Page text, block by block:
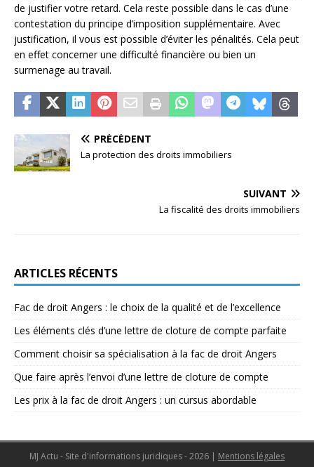
de justifier votre retard. Cela reste possible dans le cas d’une
contestation du principe d’imposition supplémentaire. Avec
justification, il vous est possible d’éviter les pénalités. Cela peut
en effet concerner une difficulté financière ou bien un
surmenage au travail.
PRÉCÉDENT
La protection des droits immobiliers
SUIVANT
La fiscalité des droits immobiliers
ARTICLES RÉCENTS
Fac de droit Angers : le choix de la qualité et de l’excellence
Les éléments clés d’une lettre de cloture de compte parfaite
Comment choisir sa spécialisation à la fac de droit Angers
Que faire après l’envoi d’une lettre de cloture de compte
Les prix à la fac de droit Angers : un cursus abordable
MJ Actu - Site d'informations juridiques - 2026 | Mentions légales